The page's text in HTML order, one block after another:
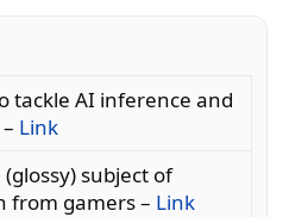
tackle AI inference and
Link
(glossy) subject of
from gamers – Link